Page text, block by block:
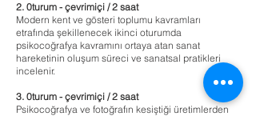
2. 0turum - çevrimiçi / 2 saat
Modern kent ve gösteri toplumu kavramları
etrafında şekillenecek ikinci oturumda
psikocoğrafya kavramını ortaya atan sanat
hareketinin oluşum süreci ve sanatsal pratikleri
incelenir.
3. 0turum - çevrimiçi / 2 saat
Psikocoğrafya ve fotoğrafın kesiştiği üretimlerden